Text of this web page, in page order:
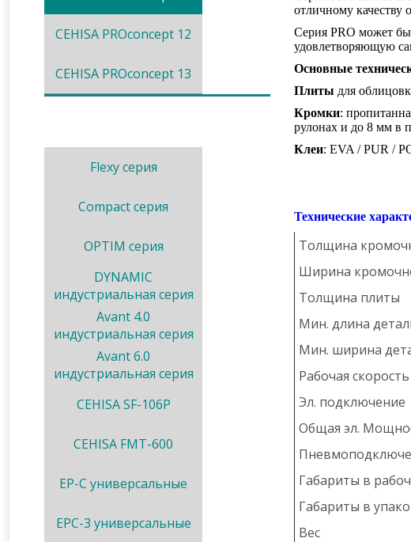
CEHISA PROconcept 12
CEHISA PROconcept 13
Flexy серия
Compact серия
OPTIM серия
DYNAMIC
индустриальная серия
Avant 4.0
индустриальная серия
Avant 6.0
индустриальная серия
CEHISA SF-106P
CEHISA FMT-600
EP-C универсальные
EPC-3 универсальные
отличному качеству
Серия PRO может
удовлетворяющую
Основные
Плиты для
Кромки:
рулонах и до 8 мм в
Клеи: EVA / PUR /
Технические
Толщина
Ширина
Толщина плиты
Мин. длина
Мин. ширина
Рабочая
Эл. подключение
Общая эл.
Габариты в
Габариты в
Вес